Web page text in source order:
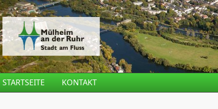
Direkt zum Inhalt
STARTSEITE KONTAKT